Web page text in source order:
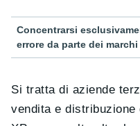
Concentrarsi
errore da parte dei
Si tratta di aziende
vendita e distribuzione